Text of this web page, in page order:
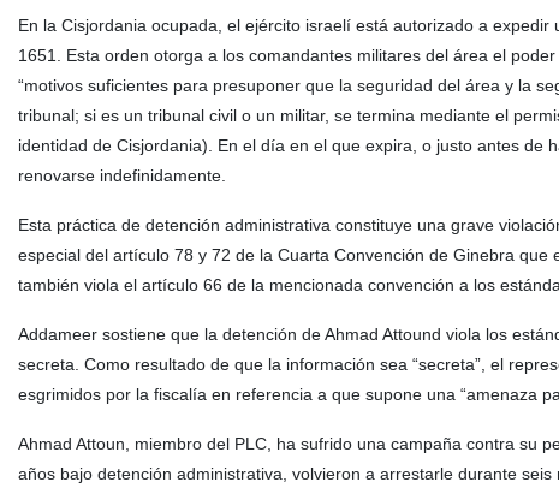
En la Cisjordania ocupada, el ejército israelí está autorizado a
1651. Esta orden otorga a los comandantes militares del área el
“motivos suficientes para presuponer que la seguridad del área y la
tribunal; si es un tribunal civil o un militar, se termina mediante el
identidad de Cisjordania). En el día en el que expira, o justo antes
renovarse indefinidamente.
Esta práctica de detención administrativa constituye una grave
especial del artículo 78 y 72 de la Cuarta Convención de Ginebra
también viola el artículo 66 de la mencionada convención a los
Addameer sostiene que la detención de Ahmad Attound viola los
secreta. Como resultado de que la información sea “secreta”, el
esgrimidos por la fiscalía en referencia a que supone una “amenaza
Ahmad Attoun, miembro del PLC, ha sufrido una campaña contra su
años bajo detención administrativa, volvieron a arrestarle durante